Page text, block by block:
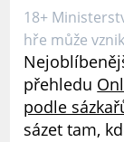
18+
hře může
přehledu
podle
sázet tam,